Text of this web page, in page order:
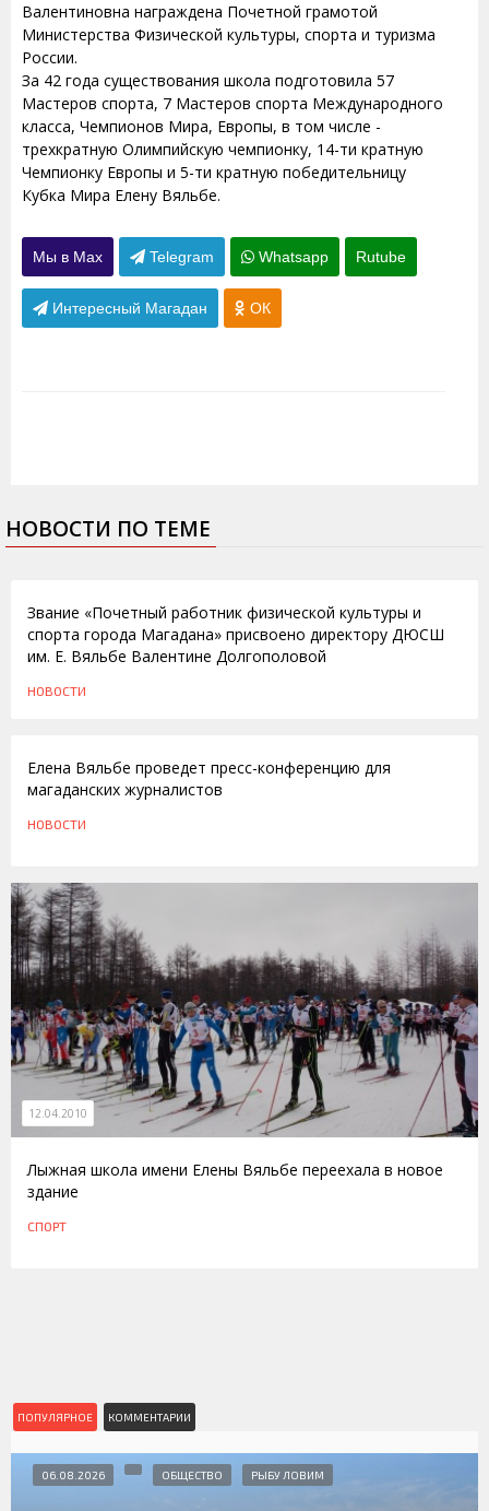
Валентиновна награждена Почетной грамотой
Министерства Физической культуры, спорта и туризма
России.
За 42 года существования школа подготовила 57
Мастеров спорта, 7 Мастеров спорта Международного
класса, Чемпионов Мира, Европы, в том числе -
трехкратную Олимпийскую чемпионку, 14-ти кратную
Чемпионку Европы и 5-ти кратную победительницу
Кубка Мира Елену Вяльбе.
Мы в Max Telegram Whatsapp Rutube
Интересный Магадан ОК
НОВОСТИ ПО ТЕМЕ
Звание «Почетный работник физической культуры и
спорта города Магадана» присвоено директору ДЮСШ
им. Е. Вяльбе Валентине Долгополовой
НОВОСТИ
Елена Вяльбе проведет пресс-конференцию для
магаданских журналистов
НОВОСТИ
12.04.2010
Лыжная школа имени Елены Вяльбе переехала в новое
здание
СПОРТ
ПОПУЛЯРНОЕ КОММЕНТАРИИ
06.08.2026 ОБЩЕСТВО РЫБУ ЛОВИМ